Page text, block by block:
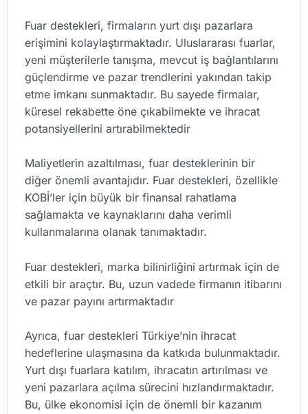
Fuar destekleri, firmaların yurt dışı pazarlara
erişimini kolaylaştırmaktadır. Uluslararası fuarlar,
yeni müşterilerle tanışma, mevcut iş bağlantılarını
güçlendirme ve pazar trendlerini yakından takip
etme imkanı sunmaktadır. Bu sayede firmalar,
küresel rekabette öne çıkabilmekte ve ihracat
potansiyellerini artırabilmektedir
Maliyetlerin azaltılması, fuar desteklerinin bir
diğer önemli avantajıdır. Fuar destekleri, özellikle
KOBİ’ler için büyük bir finansal rahatlama
sağlamakta ve kaynaklarını daha verimli
kullanmalarına olanak tanımaktadır.
Fuar destekleri, marka bilinirliğini artırmak için de
etkili bir araçtır. Bu, uzun vadede firmanın itibarını
ve pazar payını artırmaktadır
Ayrıca, fuar destekleri Türkiye’nin ihracat
hedeflerine ulaşmasına da katkıda bulunmaktadır.
Yurt dışı fuarlara katılım, ihracatın artırılması ve
yeni pazarlara açılma sürecini hızlandırmaktadır.
Bu, ülke ekonomisi için de önemli bir kazanım